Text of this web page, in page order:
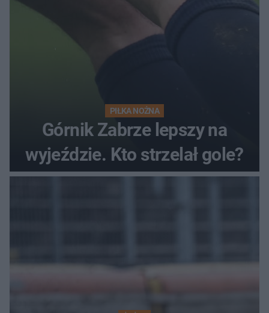
PIŁKA NOŻNA
Górnik Zabrze lepszy na
wyjeździe. Kto strzelał gole?